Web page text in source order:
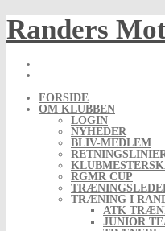
Skip
to
content
Randers
FORSIDE
OM KLUBBEN
LOGIN
NYHEDER
BLIV-MEDLEM
RGMR CUP
TRÆNING I
ATK
JUNIOR